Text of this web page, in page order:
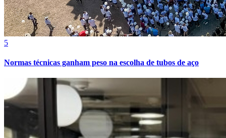
5
Normas técnicas ganham peso na escolha de tubos de aço